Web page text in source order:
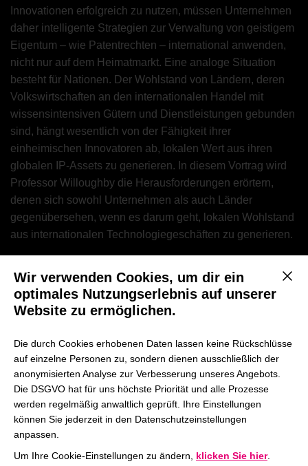
Innovationen erfolgreich zu nutzen, müssen Unternehmen
daher intelligente Strategien zur Verwaltung von geistigem
Eigentum – wie Patentrechten – international anwenden,
nicht nur auf dem Heimatmarkt. Eine analoge Situation
besteht für Nationen. Der Wohlstand von Ländern, deren
Volkswirtschaften an den internationalen Handel mit
wissensintensiven Gütern und Dienstleistungen gebunden
sind, hängt wesentlich von der Fähigkeit ihrer
einheimischen Innovatoren ab, lokalen Wert aus ihren
globalen IP-Assets zu generieren. In diesem Vortrag wird
Professor Willoughby die Herausforderungen erörtern,
denen sich sowohl Unternehmen als auch Länder
gegenübersehen, wenn es darum geht, lokalen Wohlstand
aus internationalen Technologiegeschäften zu generieren.
Müssen sich junge Unternehmer um geistiges Eigentum
kümmern oder ist es hauptsächlich ein Thema für große,
reife Unternehmen?
Technologieunternehmen, eine „IP-Strategie“ zu haben?
Beeinflussen Unterschiede in ihrem Grad an
internationaler IP-Aktivität wirklich das relative Niveau
der wirtschaftlichen Entwicklung der Länder und wenn ja,
in welchem ​​Ausmaß?
Ist es für Geschäftsführer von Unternehmen wichtig, über
Expertise im Umgang mit geistigem Eigentum zu
Mit
Wir verwenden Cookies, um dir ein
optimales Nutzungserlebnis auf unserer
Website zu ermöglichen.
Die durch Cookies erhobenen Daten lassen keine Rückschlüsse
auf einzelne Personen zu, sondern dienen ausschließlich der
anonymisierten Analyse zur Verbesserung unseres Angebots.
Die DSGVO hat für uns höchste Priorität und alle Prozesse
werden regelmäßig anwaltlich geprüft. Ihre Einstellungen
können Sie jederzeit in den Datenschutzeinstellungen
anpassen.
Um Ihre Cookie-Einstellungen zu ändern, klicken Sie hier.